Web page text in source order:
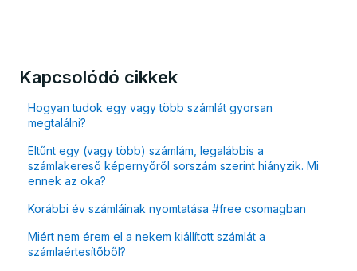
Kapcsolódó cikkek
Hogyan tudok egy vagy több számlát gyorsan
megtalálni?
Eltűnt egy (vagy több) számlám, legalábbis a
számlakereső képernyőről sorszám szerint hiányzik. Mi
ennek az oka?
Korábbi év számláinak nyomtatása #free csomagban
Miért nem érem el a nekem kiállított számlát a
számlaértesítőből?